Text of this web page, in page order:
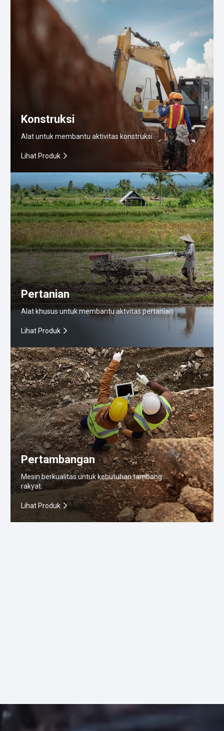
Konstruksi
Alat untuk membantu aktivitas konstruksi.
Lihat Produk
Pertanian
Alat khusus untuk membantu aktvitas pertanian
Lihat Produk
Pertambangan
Mesin berkualitas untuk kebutuhan tambang
rakyat.
Lihat Produk